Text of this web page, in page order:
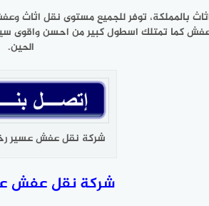
بالمملكة، توفر للجميع مستوى نقل
كما تمتلك اسطول كبير من احسن واقوى
الحين.
شركة نقل عفش عسير
شركة نقل عفش